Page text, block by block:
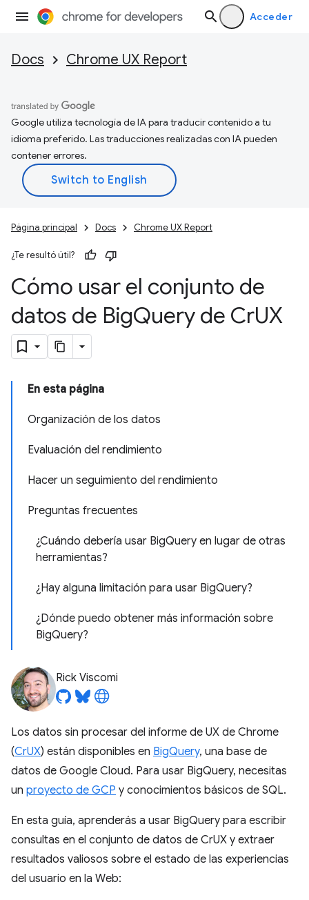
Acceder
Docs Chrome UX Report
Google utiliza tecnología de IA para traducir contenido a tu
idioma preferido. Las traducciones realizadas con IA pueden
contener errores.
Página principal Docs Chrome UX Report
¿Te resultó útil?
Cómo usar el conjunto de
datos de BigQuery de CrUX
En esta página
Organización de los datos
Evaluación del rendimiento
Hacer un seguimiento del rendimiento
Preguntas frecuentes
¿Cuándo debería usar BigQuery en lugar de otras
herramientas?
¿Hay alguna limitación para usar BigQuery?
¿Dónde puedo obtener más información sobre
BigQuery?
Rick Viscomi
Los datos sin procesar del informe de UX de Chrome
(CrUX) están disponibles en BigQuery, una base de
datos de Google Cloud. Para usar BigQuery, necesitas
un proyecto de GCP y conocimientos básicos de SQL.
En esta guía, aprenderás a usar BigQuery para escribir
consultas en el conjunto de datos de CrUX y extraer
resultados valiosos sobre el estado de las experiencias
del usuario en la Web: